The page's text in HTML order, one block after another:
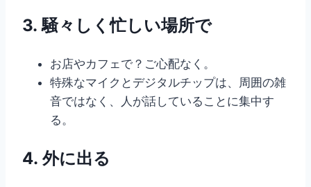
3.騒々しく忙しい場所で
お店やカフェで？ご心配なく。
特殊なマイクとデジタルチップは、周囲の雑
音ではなく、人が話していることに集中す
る。
4. 外に出る